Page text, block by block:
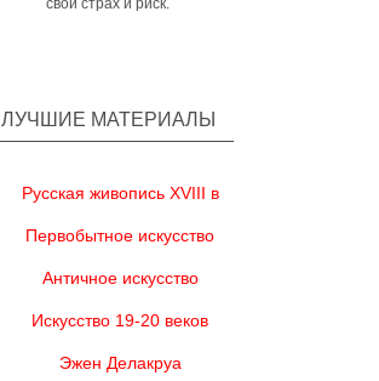
свой страх и риск.
ЛУЧШИЕ МАТЕРИАЛЫ
Русская живопись XVIII в
Первобытное искусство
Античное искусство
Искусство 19-20 веков
Эжен Делакруа